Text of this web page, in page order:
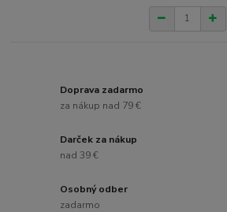
Doprava zadarmo
za nákup nad 79 €
Darček za nákup
nad 39 €
Osobný odber
zadarmo